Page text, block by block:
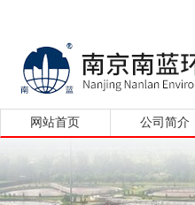
网站首页 公司简介